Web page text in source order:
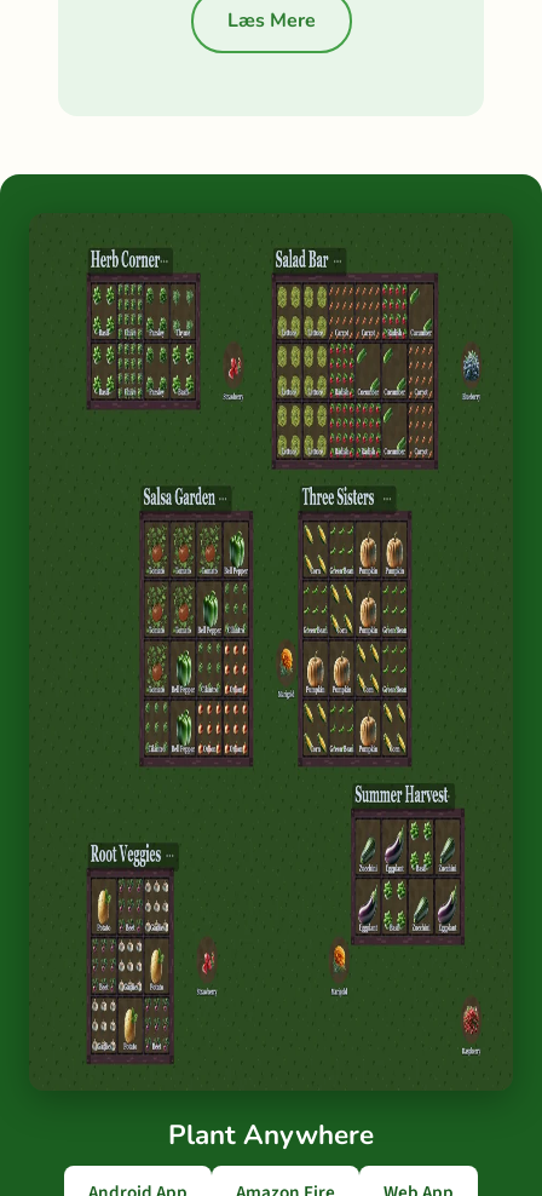
Læs Mere
Plant Anywhere